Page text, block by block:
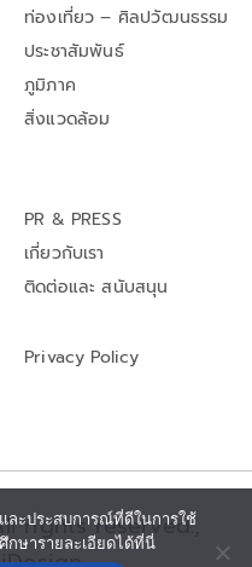
ท่องเที่ยว – ศิลปวัฒนธรรม
ประชาสัมพันธ์
ภูมิภาค
สิ่งแวดล้อม
PR & PRESS
เกี่ยวกับเรา
ติดต่อและ สนับสนุน
Privacy Policy
rights reserved.,
ละประสบการณ์ที่ดีในการใช้
ษารายละเอียดได้ที่นี่